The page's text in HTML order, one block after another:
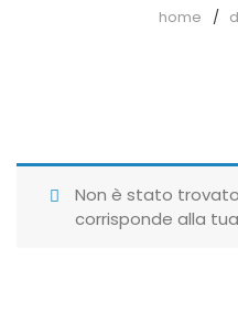
Giubbotti
home
Non è stato
corrisponde alla